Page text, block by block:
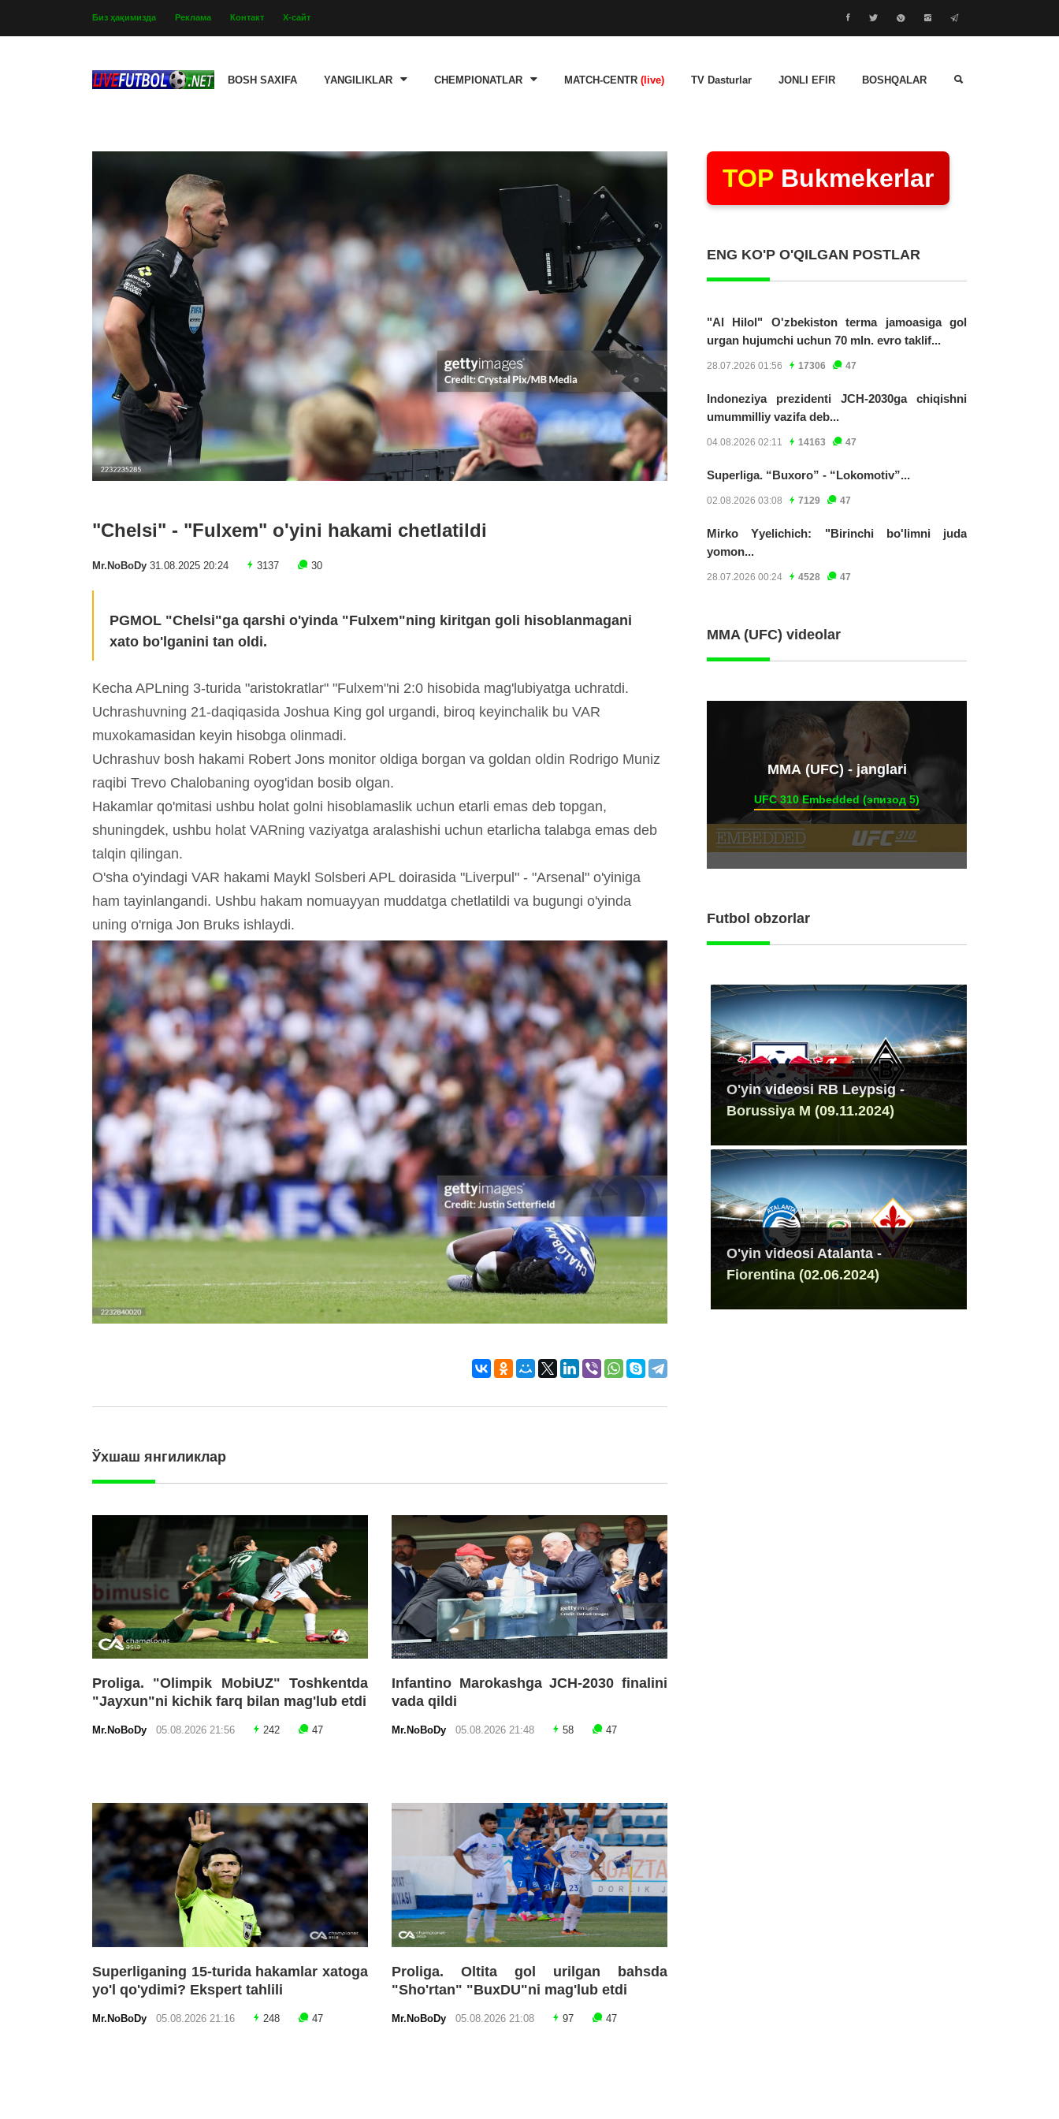
Биз ҳақимизда Реклама Контакт Х-сайт
BOSH SAXIFA YANGILIKLAR CHEMPIONATLAR MATCH-CENTR (live) TV Dasturlar JONLI EFIR BOSHQALAR
"Chelsi" - "Fulxem" o'yini hakami chetlatildi
Mr.NoBoDy 31.08.2025 20:24 3137 30
PGMOL "Chelsi"ga qarshi o'yinda "Fulxem"ning kiritgan goli hisoblanmagani
xato bo'lganini tan oldi.
Kecha APLning 3-turida "aristokratlar" "Fulxem"ni 2:0 hisobida mag'lubiyatga uchratdi.
Uchrashuvning 21-daqiqasida Joshua King gol urgandi, biroq keyinchalik bu VAR
muxokamasidan keyin hisobga olinmadi.
Uchrashuv bosh hakami Robert Jons monitor oldiga borgan va goldan oldin Rodrigo Muniz
raqibi Trevo Chalobaning oyog'idan bosib olgan.
Hakamlar qo'mitasi ushbu holat golni hisoblamaslik uchun etarli emas deb topgan,
shuningdek, ushbu holat VARning vaziyatga aralashishi uchun etarlicha talabga emas deb
talqin qilingan.
O'sha o'yindagi VAR hakami Maykl Solsberi APL doirasida "Liverpul" - "Arsenal" o'yiniga
ham tayinlangandi. Ushbu hakam nomuayyan muddatga chetlatildi va bugungi o'yinda
uning o'rniga Jon Bruks ishlaydi.
Ўхшаш янгиликлар
Proliga. "Olimpik MobiUZ" Toshkentda
"Jayxun"ni kichik farq bilan mag'lub etdi
Mr.NoBoDy 05.08.2026 21:56 242 47
Infantino Marokashga JCH-2030 finalini
vada qildi
Mr.NoBoDy 05.08.2026 21:48 58 47
Superliganing 15-turida hakamlar xatoga
yo'l qo'ydimi? Ekspert tahlili
Mr.NoBoDy 05.08.2026 21:16 248 47
Proliga. Oltita gol urilgan bahsda
"Sho'rtan" "BuxDU"ni mag'lub etdi
Mr.NoBoDy 05.08.2026 21:08 97 47
TOP Bukmekerlar
ENG KO'P O'QILGAN POSTLAR
"Al Hilol" O'zbekiston terma jamoasiga gol
urgan hujumchi uchun 70 mln. evro taklif...
28.07.2026 01:56 17306 47
Indoneziya prezidenti JCH-2030ga chiqishni
umummilliy vazifa deb...
04.08.2026 02:11 14163 47
Superliga. “Buxoro” - “Lokomotiv”...
02.08.2026 03:08 7129 47
Mirko Yyelichich: "Birinchi bo'limni juda
yomon...
28.07.2026 00:24 4528 47
MMA (UFC) videolar
ММА (UFC) - janglari
UFC 310 Embedded (эпизод 5)
Futbol obzorlar
O'yin videosi RB Leypsig -
Borussiya M (09.11.2024)
O'yin videosi Atalanta -
Fiorentina (02.06.2024)